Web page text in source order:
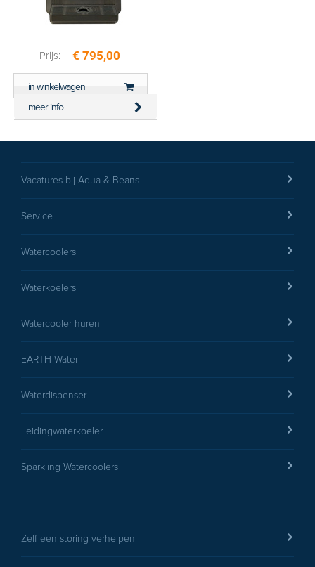
Prijs: € 795,00
in winkelwagen
meer info
Vacatures bij Aqua & Beans
Service
Watercoolers
Waterkoelers
Watercooler huren
EARTH Water
Waterdispenser
Leidingwaterkoeler
Sparkling Watercoolers
Zelf een storing verhelpen